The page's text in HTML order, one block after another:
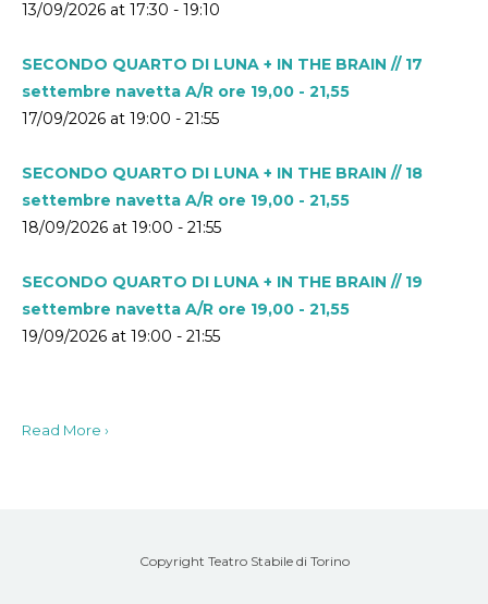
13/09/2026 at 17:30 - 19:10
SECONDO QUARTO DI LUNA + IN THE BRAIN // 17
settembre navetta A/R ore 19,00 - 21,55
17/09/2026 at 19:00 - 21:55
SECONDO QUARTO DI LUNA + IN THE BRAIN // 18
settembre navetta A/R ore 19,00 - 21,55
18/09/2026 at 19:00 - 21:55
SECONDO QUARTO DI LUNA + IN THE BRAIN // 19
settembre navetta A/R ore 19,00 - 21,55
19/09/2026 at 19:00 - 21:55
Read More ›
Copyright Teatro Stabile di Torino